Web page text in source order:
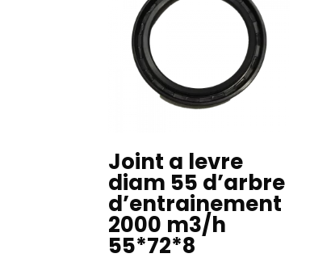
Joint a levre
diam 55 d’arbre
d’entrainement
2000 m3/h
55*72*8